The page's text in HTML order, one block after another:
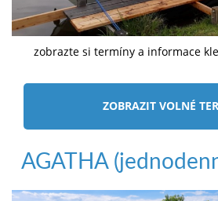
zobrazte si termíny a informace
ZOBRAZIT VOLNÉ
AGATHA